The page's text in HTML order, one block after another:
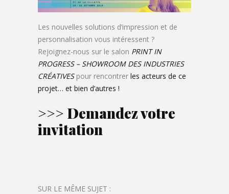
Les nouvelles solutions d’impression et de
personnalisation vous intéressent ?
Rejoignez-nous sur le salon PRINT IN
PROGRESS – SHOWROOM DES INDUSTRIES
CRÉATIVES pour rencontrer les acteurs de ce
projet… et bien d’autres !
>>> Demandez votre
invitation
SUR LE MÊME SUJET :